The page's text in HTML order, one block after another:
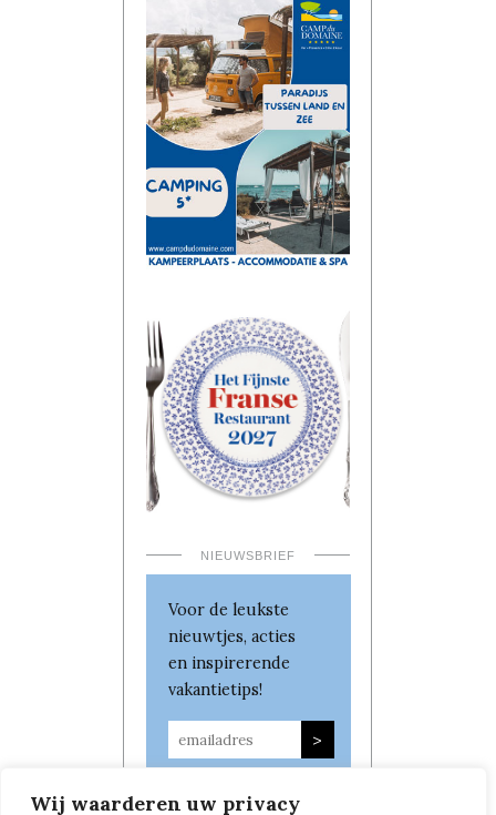
Wij waarderen uw privacy
NIEUWSBRIEF
Voor de leukste
nieuwtjes, acties
en inspirerende
vakantietips!